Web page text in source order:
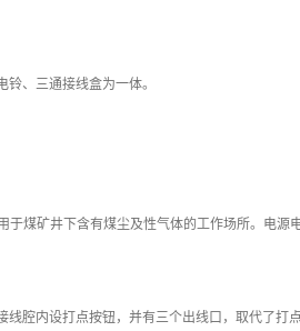
、三通接线盒为一体。
煤矿井下含有煤尘及性气体的工作场所。电源
腔内设打点按钮，并有三个出线口，取代了